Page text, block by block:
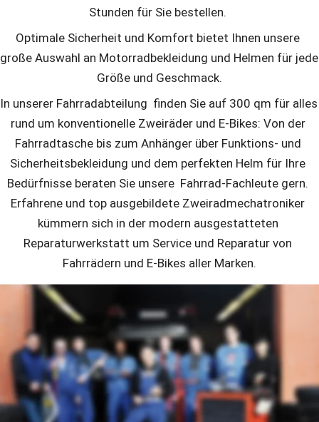
Stunden für Sie bestellen.
Optimale Sicherheit und Komfort bietet Ihnen unsere
große Auswahl an Motorradbekleidung und Helmen für jede
Größe und Geschmack.
In unserer Fahrradabteilung  finden Sie auf 300 qm für alles
rund um konventionelle Zweiräder und E-Bikes: Von der
Fahrradtasche bis zum Anhänger über Funktions- und
Sicherheitsbekleidung und dem perfekten Helm für Ihre
Bedürfnisse beraten Sie unsere  Fahrrad-Fachleute gern.
Erfahrene und top ausgebildete Zweiradmechatroniker
kümmern sich in der modern ausgestatteten
Reparaturwerkstatt um Service und Reparatur von
Fahrrädern und E-Bikes aller Marken.
multi KFZ-Meisterwerkstatt
Unsere top qualifizierte und erfahrene Mannschaft ist ihr
Ansprechpartner für professionellen Service und Reparatur
von Fahrzeugen aller Fabrikate bis zum Wohnmobil.